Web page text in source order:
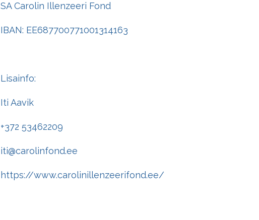
SA Carolin Illenzeeri Fond
IBAN: EE687700771001314163
Lisainfo:
Iti Aavik
+372 53462209
iti@carolinfond.ee
https://www.carolinillenzeerifond.ee/